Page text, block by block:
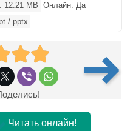
12.21 MB
Онлайн: Да
/ pptx
Читать онлайн!